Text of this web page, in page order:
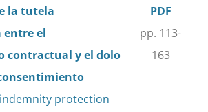
la tutela
el
contractual y el dolo
protection
PDF
pp. 113-
163